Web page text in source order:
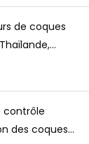
de coques
des coques